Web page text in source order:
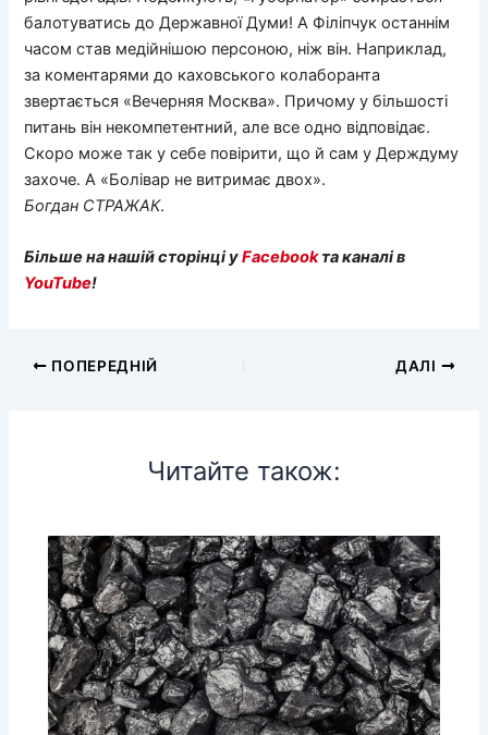
балотуватись до Державної Думи! А Філіпчук останнім
часом став медійнішою персоною, ніж він. Наприклад,
за коментарями до каховського колаборанта
звертається «Вечерняя Москва». Причому у більшості
питань він некомпетентний, але все одно відповідає.
Скоро може так у себе повірити, що й сам у Держдуму
захоче. А «Болівар не витримає двох».
Богдан СТРАЖАК.
Більше на нашій сторінці уFacebookта каналі в
YouTube!
ПОПЕРЕДНІЙ ДАЛІ
Читайте також: